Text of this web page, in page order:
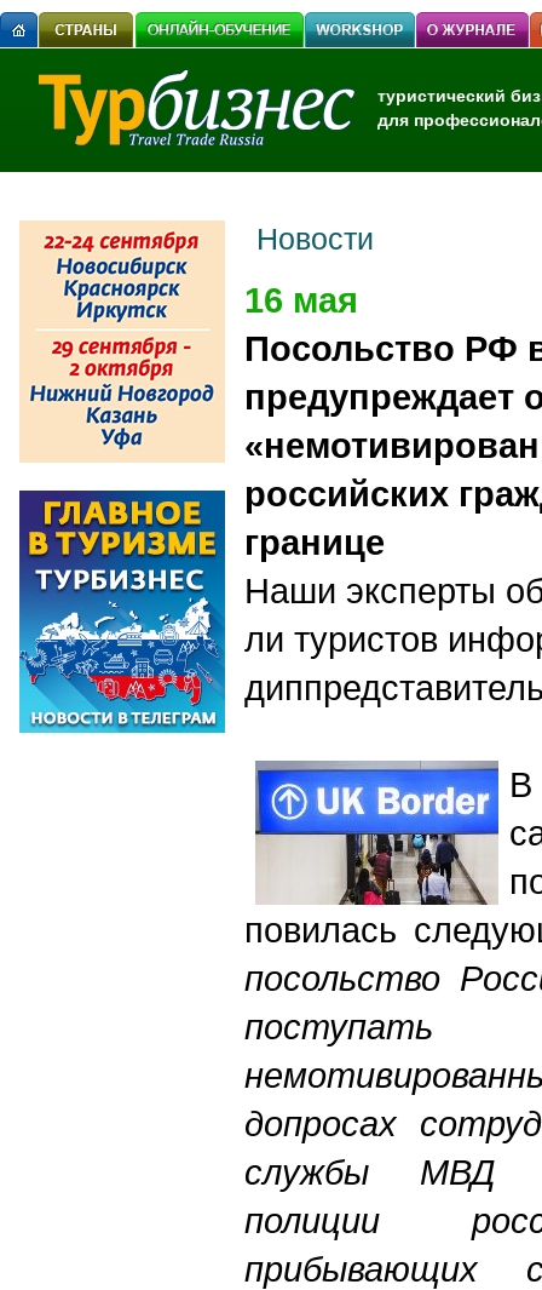
туристический
для
Новости
16 мая
Посольство РФ
предупреждает
российских
границе
Наши эксперты
ли туристов
повилась
посольство
допросах
службы МВД
полиции
прибывающих